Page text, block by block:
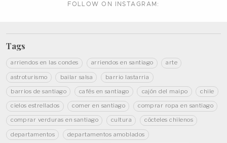
FOLLOW ON INSTAGRAM:
Tags
arriendos en las condes arriendos en santiago arte
astroturismo bailar salsa barrio lastarria
barrios de santiago cafés en santiago cajón del maipo chile
cielos estrellados comer en santiago comprar ropa en santiago
comprar verduras en santiago cultura cócteles chilenos
departamentos departamentos amoblados